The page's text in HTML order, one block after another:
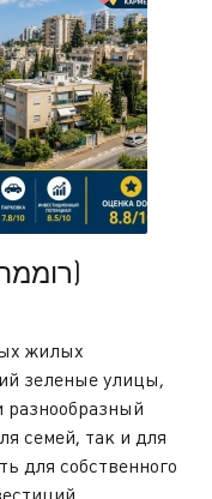
Старая Ромема (רוממה הישנה)
жилых
зеленые улицы,
разнообразный
семей, так и для
для собственного